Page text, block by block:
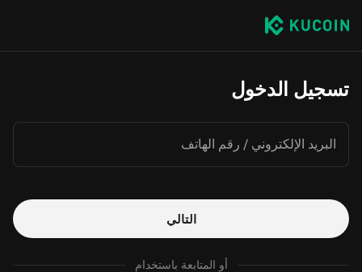
تسجيل الدخول
البريد الإلكتروني / رقم الهاتف
التالي
أو المتابعة باستخدام